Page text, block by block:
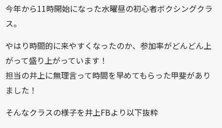
今年から11時開始になった水曜昼の初心者ボクシングクラ
ス。
やはり時間的に来やすくなったのか、参加率がどんどん上
がって盛り上がっています！
担当の井上に無理言って時間を早めてもらった甲斐があり
ました！
そんなクラスの様子を井上FBより以下抜粋